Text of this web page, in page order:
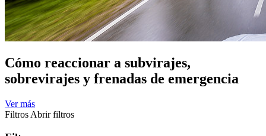
Cómo reaccionar a subvirajes,
sobrevirajes y frenadas de emergencia
Ver más
Filtros Abrir filtros